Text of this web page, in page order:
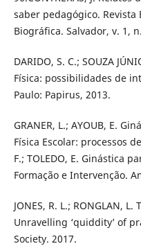
saber pedagógico. Revista
Biográfica. Salvador, v. 1,
DARIDO, S. C.; SOUZA
Física: possibilidades de
Paulo: Papirus, 2013.
GRANER, L.; AYOUB, E.
Física Escolar: processos
F.; TOLEDO, E. Ginástica
Formação e Intervenção.
JONES, R. L.; RONGLAN,
Unravelling ‘quiddity’ of
Society. 2017.